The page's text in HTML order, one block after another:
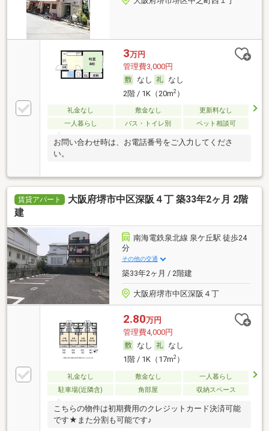
3万円
管理費3,000円
なし
なし
2階 / 1K（20m2）
礼金なし 敷金なし
更新料なし
一人暮らし
バス・トイレ別 ペット相談可
お問い合わせ時は、お電話番号をご入力してくださ
い。
賃貸アパート
大阪府堺市中区深阪４丁 築33年2ヶ月 2階
建
南海電鉄泉北線 泉ケ丘駅 徒歩24
分
その他の交通
築33年2ヶ月 / 2階建
大阪府堺市中区深阪４丁
2.80万円
管理費4,000円
なし
なし
1階 / 1K（17m2）
礼金なし 敷金なし
一人暮らし
駐車場(近隣含)
角部屋 収納スペース
こちらの物件は初期費用のクレジットカード決済可能
です★また分割も可能です♪